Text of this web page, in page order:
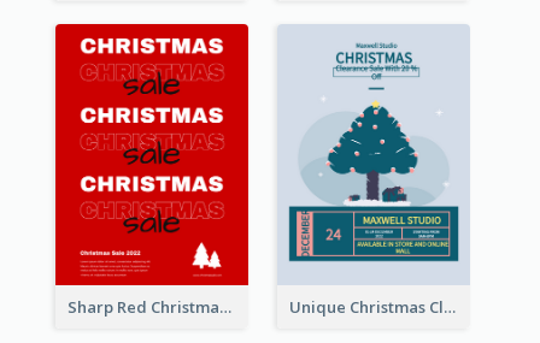
Sharp Red Christmas Sale Typography Poster Unique Christmas Clearance Discount Poster Design